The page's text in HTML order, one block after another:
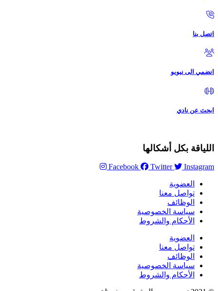
اتصل بنا
انضمي الى نيويو
ابحث عن نادي
اللياقة بكل أشكالها
Facebook Twitter Instagram
العضوية
تواصل معنا
الوظائف
سياسة الخصوصية
الأحكام والشروط
العضوية
تواصل معنا
الوظائف
سياسة الخصوصية
الأحكام والشروط